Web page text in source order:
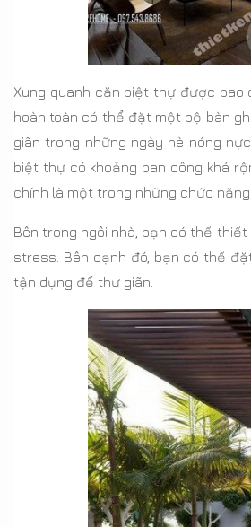
Xung quanh căn biệt thự được bao
hoàn toàn có thể đặt một bộ bàn
giãn trong những ngày hè nóng
biệt thự có khoảng ban công khá
chính là một trong những chức
Bên trong ngôi nhà, bạn có thế
stress. Bên cạnh đó, bạn có thế
tận dụng để thư giãn.